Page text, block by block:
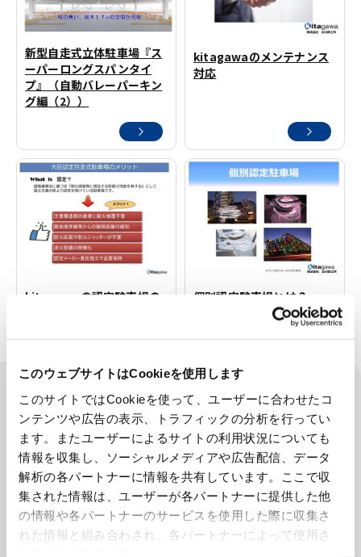
このウェブサイトはCookieを使用します
このサイトではCookieを使って、ユーザーに合わせたコ
ンテンツや広告の表示、トラフィックの分析を行ってい
ます。またユーザーによるサイトの利用状況についても
情報を収集し、ソーシャルメディアや広告配信、データ
解析の各パートナーに情報を共有しています。ここで収
集された情報は、ユーザーが各パートナーに提供した他
の情報や各パートナーのサービスを使用した際に収集さ
れた情報と組み合わされ、各パートナーによって使用さ
製品カテゴリ
工作機器
コンクリートプラント
環境設備
新型自走式立体駐車場『ス
ーパーロングスパンタイ
プ』（自動バレーパーキン
グ編（2））
kitagawaのメンテナンス
対応
kitagawaの認定駐車場の
個別認定駐車場とは？